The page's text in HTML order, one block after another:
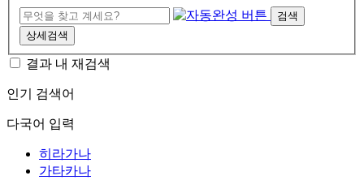
검색
상세검색
결과 내 재검색
인기 검색어
다국어 입력
히라가나
가타카나